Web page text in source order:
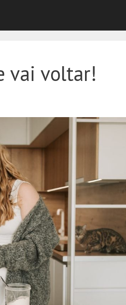
vai voltar!